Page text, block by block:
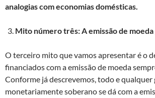
analogias com economias domésticas.
Mito número três: A emissão de
O terceiro mito que vamos apresentar é o
financiados com a emissão de moeda
Conforme já descrevemos, todo e
monetariamente soberano se dá com a